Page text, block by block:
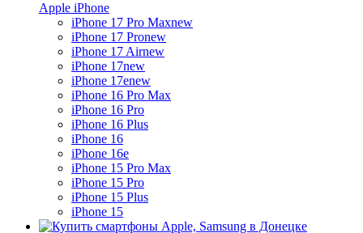
Apple iPhone
iPhone 17 Pro Maxnew
iPhone 17 Pronew
iPhone 17 Airnew
iPhone 17new
iPhone 17enew
iPhone 16 Pro Max
iPhone 16 Pro
iPhone 16 Plus
iPhone 16
iPhone 16e
iPhone 15 Pro Max
iPhone 15 Pro
iPhone 15 Plus
iPhone 15